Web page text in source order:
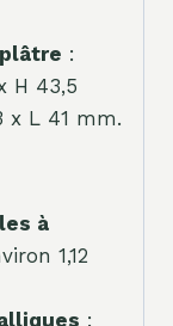
:
H 43,5
x L 41 mm.
à
1,12
: